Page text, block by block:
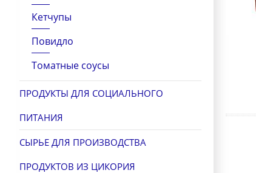
Кетчупы
Повидло
Томатные соусы
ПРОДУКТЫ ДЛЯ СОЦИАЛЬНОГО
ПИТАНИЯ
СЫРЬЕ ДЛЯ ПРОИЗВОДСТВА
ПРОДУКТОВ ИЗ ЦИКОРИЯ